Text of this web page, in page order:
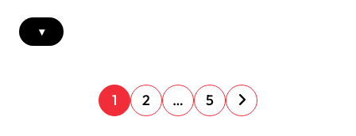
▾
P
o
1 2 … 5